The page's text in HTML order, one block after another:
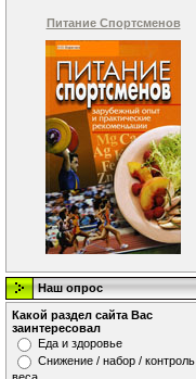
Питание Спортсменов
Наш опрос
Какой раздел сайта Вас
заинтересовал
Еда и здоровье
Снижение / набор / контроль